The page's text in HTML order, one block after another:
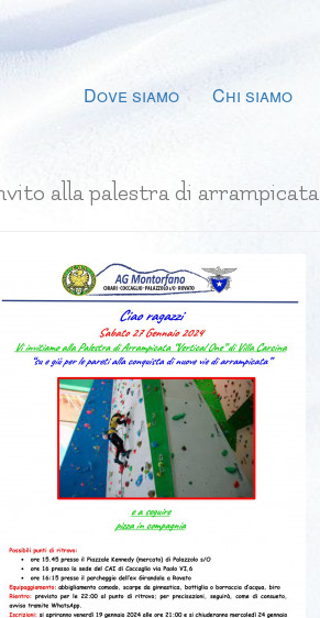
Dove siamo Chi siamo
alla palestra di arrampicata